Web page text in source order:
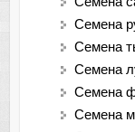
Семена
Семена
Семена
Cемена
Семена